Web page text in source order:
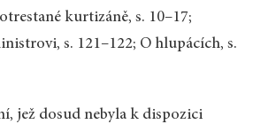
kurtizáně, s. 10–17;
s. 121–122; O hlupácích, s.
jež dosud nebyla k dispozici